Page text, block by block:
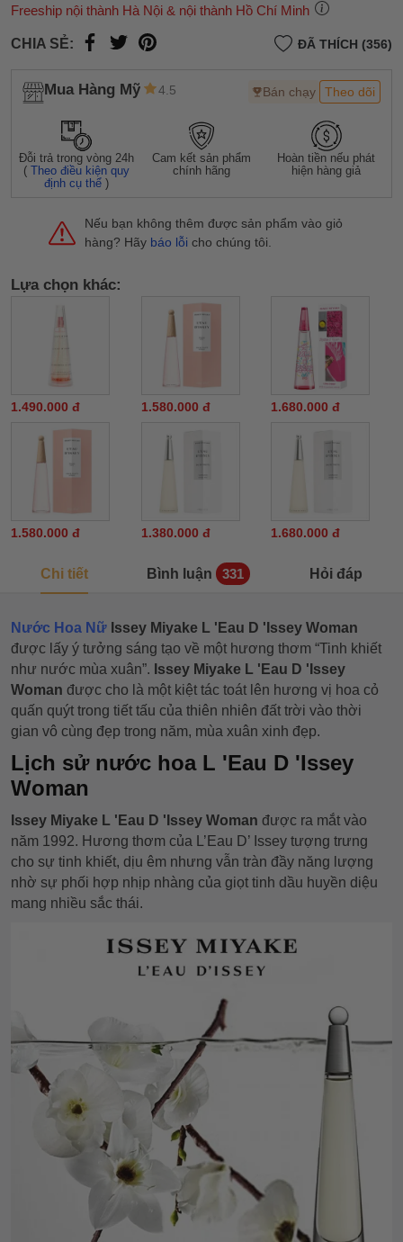
Freeship nội thành Hà Nội & nội thành Hồ Chí Minh
CHIA SẺ: ĐÃ THÍCH (356)
Mua Hàng Mỹ 4.5 Bán chạy Theo dõi
Đỗi trả trong vòng 24h
(Theo điều kiện quy
định cụ thể )
Cam kết sản phẩm
chính hãng
Hoàn tiền nếu phát
hiện hàng giả
Nếu bạn không thêm được sản phẩm vào giỏ
hàng? Hãy báo lỗi cho chúng tôi.
Lựa chọn khác:
1.490.000 đ 1.580.000 đ 1.680.000 đ
1.580.000 đ 1.380.000 đ 1.680.000 đ
Chi tiết Bình luận 331 Hỏi đáp
Nước Hoa Nữ Issey Miyake L 'Eau D 'Issey Woman
được lấy ý tưởng sáng tạo về một hương thơm “Tinh khiết
như nước mùa xuân”. Issey Miyake L 'Eau D 'Issey
Woman được cho là một kiệt tác toát lên hương vị hoa cỏ
quấn quýt trong tiết tấu của thiên nhiên đất trời vào thời
gian vô cùng đẹp trong năm, mùa xuân xinh đẹp.
Lịch sử nước hoa L 'Eau D 'Issey
Woman
Issey Miyake L 'Eau D 'Issey Woman được ra mắt vào
năm 1992. Hương thơm của L’Eau D’ Issey tượng trưng
cho sự tinh khiết, dịu êm nhưng vẫn tràn đầy năng lượng
nhờ sự phối hợp nhịp nhàng của giọt tinh dầu huyền diệu
mang nhiều sắc thái.